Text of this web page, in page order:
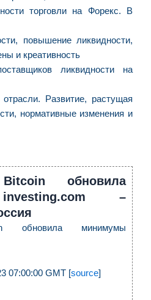
торговли на Форекс. В
повышение ликвидности,
и креативность
ликвидности на
Развитие, растущая
нормативные изменения и
обновила
–
обновила минимумы
07:00:00 GMT [source]